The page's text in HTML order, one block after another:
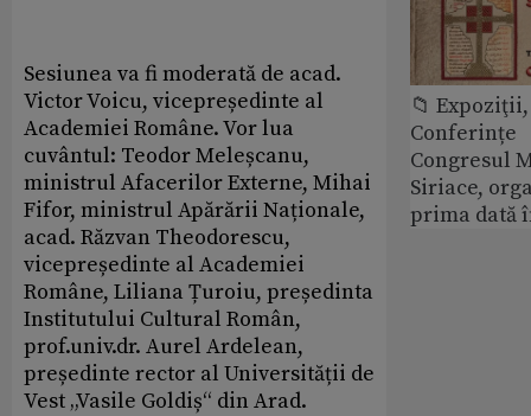
Sesiunea va fi moderată de acad.
Victor Voicu, vicepreședinte al
Academiei Române. Vor lua
cuvântul: Teodor Meleșcanu,
ministrul Afacerilor Externe, Mihai
Fifor, ministrul Apărării Naționale,
acad. Răzvan Theodorescu,
vicepreședinte al Academiei
Române, Liliana Țuroiu, președinta
Institutului Cultural Român,
prof.univ.dr. Aurel Ardelean,
președinte rector al Universității de
Vest „Vasile Goldiș“ din Arad.
📁
Conferințe
Congresul
Siriace,
prima dată